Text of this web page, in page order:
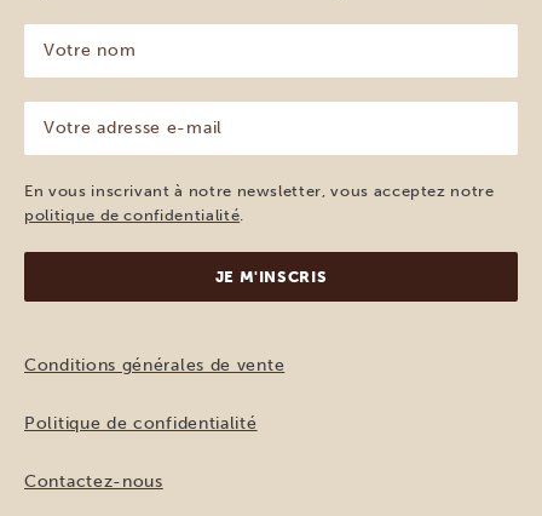
nom
(Nécessaire)
adresse
e-
mail
(Nécessaire)
En vous inscrivant à notre newsletter, vous acceptez notre
politique de confidentialité.
Conditions générales de vente
Politique de confidentialité
Contactez-nous